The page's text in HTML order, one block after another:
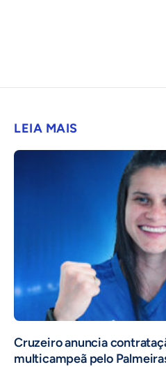
LEIA MAIS
Cruzeiro anuncia
multicampeã pelo